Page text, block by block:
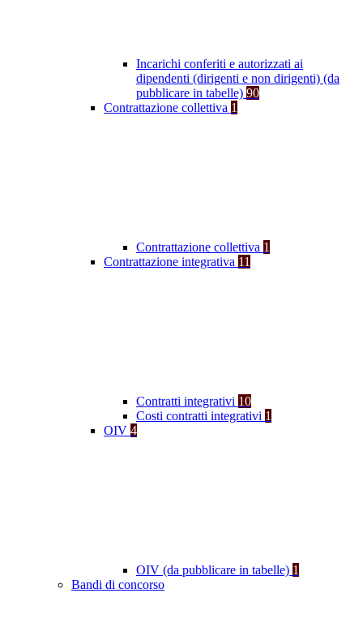
Incarichi conferiti e autorizzati ai
dipendenti (dirigenti e non dirigenti) (da
pubblicare in tabelle) 90
Contrattazione collettiva 1
Contrattazione collettiva 1
Contrattazione integrativa 11
Contratti integrativi 10
Costi contratti integrativi 1
OIV 4
OIV (da pubblicare in tabelle) 1
Bandi di concorso